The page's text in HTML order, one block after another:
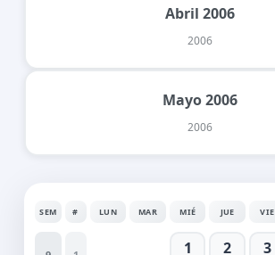
Abril 2006
2006
Mayo 2006
2006
SEM # LUN MAR MIÉ JUE VIE
1 2 3